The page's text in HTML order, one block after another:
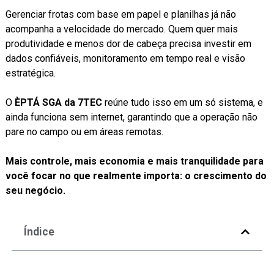
Gerenciar frotas com base em papel e planilhas já não
acompanha a velocidade do mercado. Quem quer mais
produtividade e menos dor de cabeça precisa investir em
dados confiáveis, monitoramento em tempo real e visão
estratégica.
O ÈPTÁ SGA da 7TEC reúne tudo isso em um só sistema, e
ainda funciona sem internet, garantindo que a operação não
pare no campo ou em áreas remotas.
Mais controle, mais economia e mais tranquilidade para
você focar no que realmente importa: o crescimento do
seu negócio.
Índice